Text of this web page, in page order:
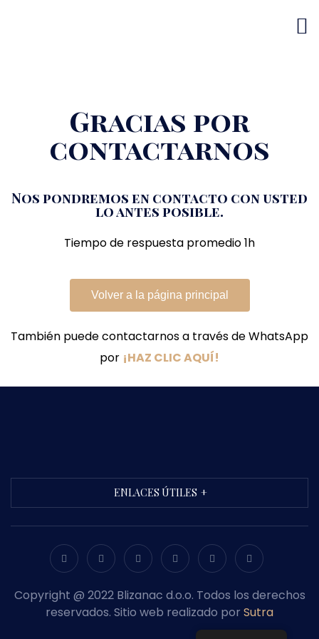
Gracias por
contactarnos
Nos pondremos en contacto con usted
lo antes posible.
Tiempo de respuesta promedio 1h
Volver a la página principal
También puede contactarnos a través de WhatsApp
por ¡HAZ CLIC AQUÍ!
ENLACES ÚTILES
Copyright @ 2022 Blizanac d.o.o. Todos los derechos
reservados. Sitio web realizado por Sutra